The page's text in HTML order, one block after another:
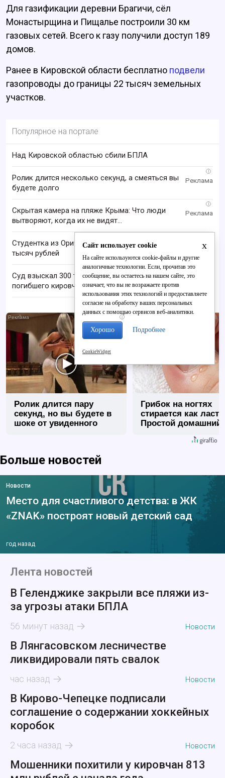
Для газификации деревни Брагичи, сёл
Монастырщина и Пищалье построили 30 км
газовых сетей. Всего к газу получили доступ 189
домов.
Ранее в Кировской области бесплатно подвели
газопроводы до границы 22 тысяч земельных
участков.
Популярное на портале
Над Кировской областью сбили БПЛА
i
Ролик длится несколько секунд, а смеяться вы
будете долго
i
Скрытая камера на пляже Крыма: Что люди
вытворяют, когда их не видят...
Студентка из Оричевского района лишилась 500
тысяч рублей
Суд взыскал 300 тысяч рублей в пользу матери
погибшего кировчанина
i
Ролик длится пару
секунд, но вы будете в
шоке от увиденного
Грибок на ногтях
стирается как
Простой домашний
Больше новостей
Новости
Место для счастливого детства: в ЖК
«ZNAK» построят новый детский сад
год назад
Лента новостей
В Геленджике закрыли все пляжи из-
за угрозы атаки БПЛА
56 минут назад Новости
В Лянгасовском лесничестве
ликвидировали пять свалок
час назад Новости
В Кирово-Чепецке подписали
соглашение о содержании хоккейных
коробок
2 часа назад Новости
Мошенники похитили у кировчан 813
x
Сайт использует cookie
На сайте используются cookie-файлы и другие
аналогичные технологии. Если, прочитав это
сообщение, вы остаетесь на нашем сайте, это
означает, что вы не возражаете против
использования этих технологий и предоставляете
согласие на обработку ваших персональных
данных с помощью сервисов веб-аналитики.
Хорошо Подробнее
CookieWidget